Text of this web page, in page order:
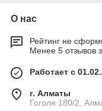
О нас
Рейтинг не
Менее 5 отзывов
Работает с
г. Алматы
Гоголя 180/2,